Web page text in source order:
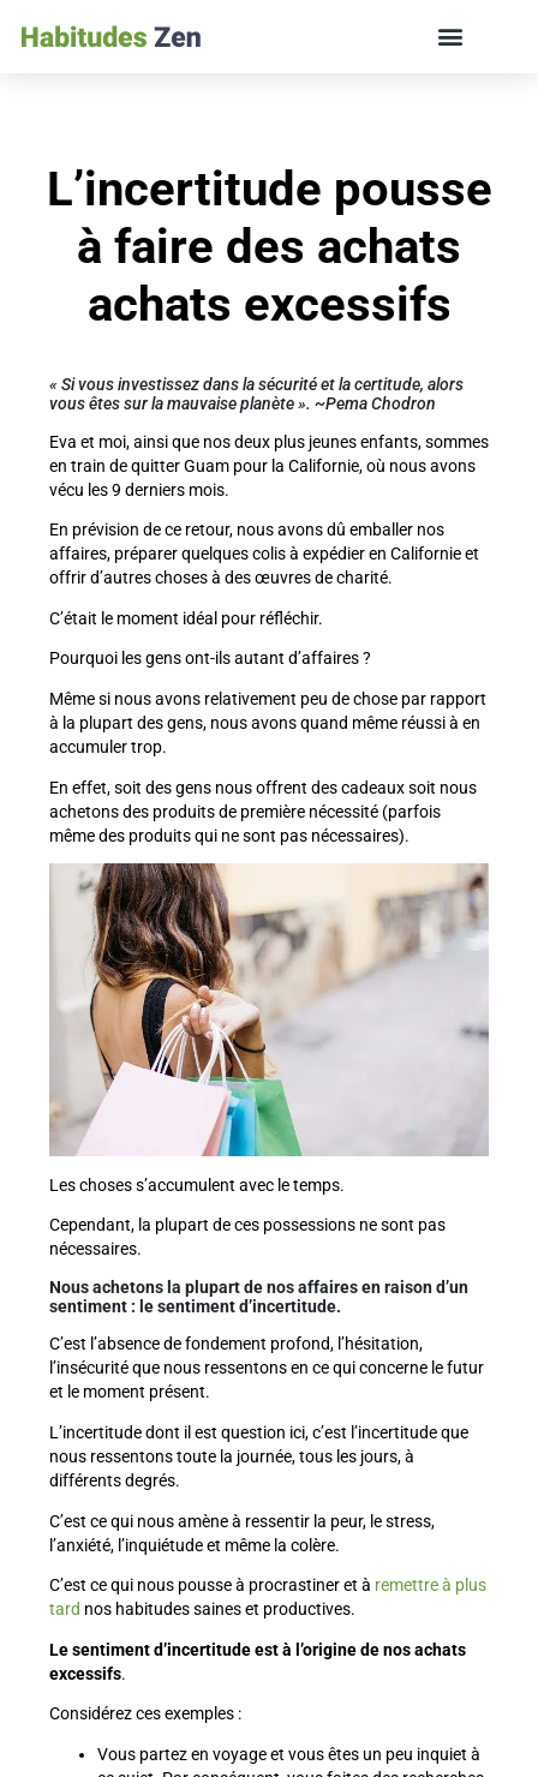
L’incertitude pousse
à faire des achats
achats excessifs
« Si vous investissez dans la sécurité et la certitude, alors
vous êtes sur la mauvaise planète ». ~Pema Chodron
Eva et moi, ainsi que nos deux plus jeunes enfants, sommes
en train de quitter Guam pour la Californie, où nous avons
vécu les 9 derniers mois.
En prévision de ce retour, nous avons dû emballer nos
affaires, préparer quelques colis à expédier en Californie et
offrir d’autres choses à des œuvres de charité.
C’était le moment idéal pour réfléchir.
Pourquoi les gens ont-ils autant d’affaires ?
Même si nous avons relativement peu de chose par rapport
à la plupart des gens, nous avons quand même réussi à en
accumuler trop.
En effet, soit des gens nous offrent des cadeaux soit nous
achetons des produits de première nécessité (parfois
même des produits qui ne sont pas nécessaires).
Les choses s’accumulent avec le temps.
Cependant, la plupart de ces possessions ne sont pas
nécessaires.
Nous achetons la plupart de nos affaires en raison d’un
sentiment : le sentiment d’incertitude.
C’est l’absence de fondement profond, l’hésitation,
l’insécurité que nous ressentons en ce qui concerne le futur
et le moment présent.
L’incertitude dont il est question ici, c’est l’incertitude que
nous ressentons toute la journée, tous les jours, à
différents degrés.
C’est ce qui nous amène à ressentir la peur, le stress,
l’anxiété, l’inquiétude et même la colère.
C’est ce qui nous pousse à procrastiner et à remettre à plus
tard nos habitudes saines et productives.
Le sentiment d’incertitude est à l’origine de nos achats
excessifs.
Considérez ces exemples :
Vous partez en voyage et vous êtes un peu inquiet à